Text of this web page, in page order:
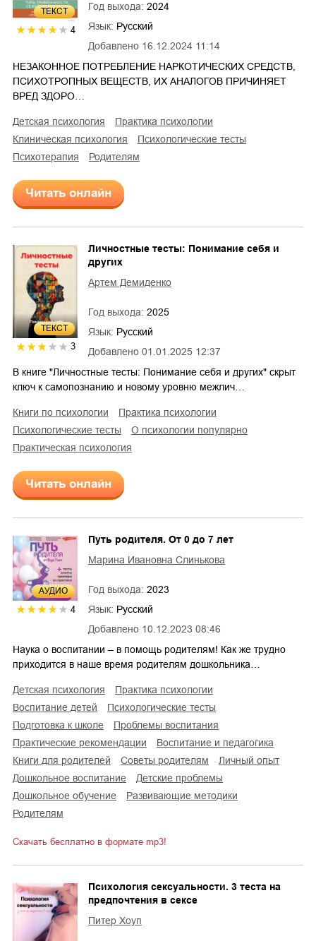
ТЕКСТ
4
Добавлено 16.12.2024 11:14
Год выхода: 2024
Язык: Русский
НЕЗАКОННОЕ ПОТРЕБЛЕНИЕ НАРКОТИЧЕСКИХ СРЕДСТВ,
ПСИХОТРОПНЫХ ВЕЩЕСТВ, ИХ АНАЛОГОВ ПРИЧИНЯЕТ
ВРЕД ЗДОРО…
детская психология
практика психологии
клиническая психология
психологические тесты
психотерапия
родителям
Читать онлайн
ТЕКСТ
3 Добавлено 01.01.2025 12:37
Личностные тесты: Понимание себя и
других
Артем Демиденко
Год выхода: 2025
Язык: Русский
В книге "Личностные тесты: Понимание себя и других" скрыт
ключ к самопознанию и новому уровню межлич…
книги по психологии
практика психологии
психологические тесты
о психологии популярно
практическая психология
Читать онлайн
AУДИО
4
Добавлено 10.12.2023 08:46
Путь родителя. От 0 до 7 лет
Марина Ивановна Слинькова
Год выхода: 2023
Язык: Русский
Наука о воспитании – в помощь родителям! Как же трудно
приходится в наше время родителям дошкольника…
детская психология
практика психологии
воспитание детей
психологические тесты
подготовка к школе
проблемы воспитания
практические рекомендации
воспитание и педагогика
книги для родителей
советы родителям
личный опыт
дошкольное воспитание
детские проблемы
дошкольное обучение
развивающие методики
родителям
Скачать бесплатно в формате mp3!
Психология сексуальности. 3 теста на
предпочтения в сексе
Питер Хоуп